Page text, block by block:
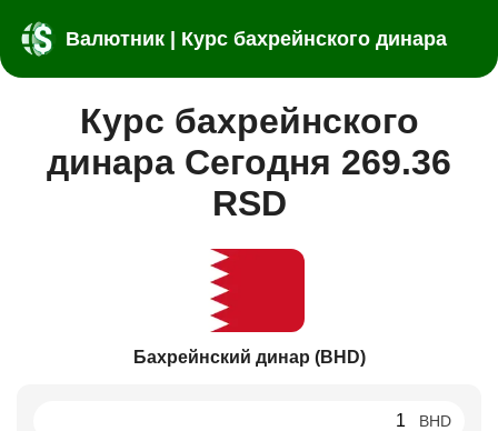
Валютник | Курс бахрейнского динара
Курс бахрейнского
динара Сегодня 269.36
RSD
Бахрейнский динар (BHD)
BHD